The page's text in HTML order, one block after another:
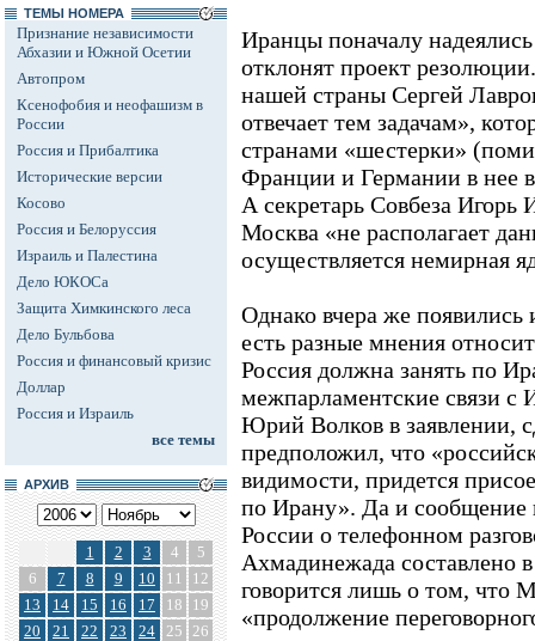
ТЕМЫ НОМЕРА
Признание независимости
Абхазии и Южной Осетии
Автопром
Ксенофобия и неофашизм в
России
Россия и Прибалтика
Исторические версии
Косово
Россия и Белоруссия
Израиль и Палестина
Дело ЮКОСа
Защита Химкинского леса
Дело Бульбова
Россия и финансовый кризис
Доллар
Россия и Израиль
все темы
АРХИВ
1 2 3 4
5
6
7 8 9 10 11
12
13
14 15 16 17 18
19
20
21 22 23 24 25 26
Иранцы поначалу
отклонят проект
нашей страны Сергей
отвечает тем задачам»,
странами «шестерки»
Франции и Германии в нее
А секретарь Совбеза Игорь
Москва «не располагает
осуществляется немирная
Однако вчера же появились
есть разные мнения
Россия должна занять по
межпарламентские связи
Юрий Волков в заявлении,
предположил, что
видимости, придется
по Ирану». Да и сообщение
России о телефонном
Ахмадинежада составлено
говорится лишь о том, что
«продолжение